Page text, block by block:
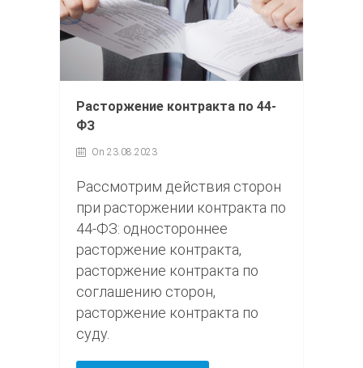
Расторжение контракта по 44-
ФЗ
On 23.08.2023
Рассмотрим действия сторон
при расторжении контракта по
44‑ФЗ: одностороннее
расторжение контракта,
расторжение контракта по
соглашению сторон,
расторжение контракта по
суду.